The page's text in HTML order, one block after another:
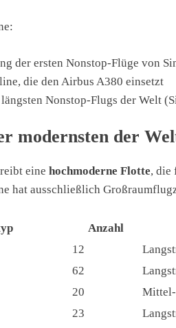
der ersten Nonstop-Flüge von
die den Airbus A380 einsetzt
längsten Nonstop-Flugs der Welt
modernsten der
eine hochmoderne Flotte, die
hat ausschließlich
Anzahl
12
62
20
Mittel-
23